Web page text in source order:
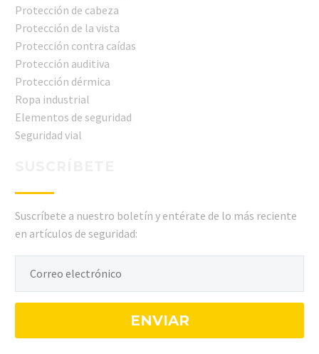
Protección de cabeza
Protección de la vista
Protección contra caídas
Protección auditiva
Protección dérmica
Ropa industrial
Elementos de seguridad
Seguridad vial
Suscríbete a nuestro boletín y entérate de lo más reciente
en artículos de seguridad: